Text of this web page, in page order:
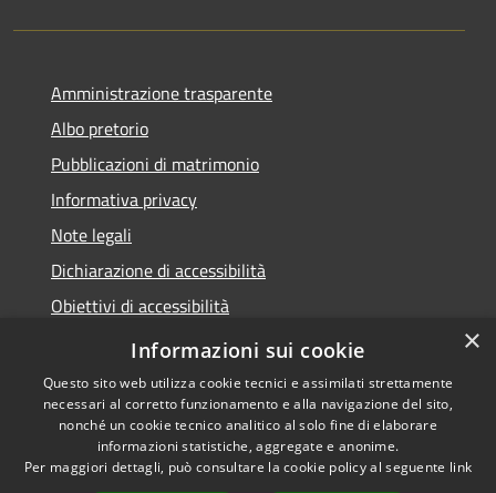
Amministrazione trasparente
Albo pretorio
Pubblicazioni di matrimonio
Informativa privacy
Note legali
Dichiarazione di accessibilità
Obiettivi di accessibilità
Whistleblowing
Accessibilità
Copyright © 2026 • Comune di
Zibido San Giacomo • Powered
×
Informazioni sui cookie
Questo sito web utilizza cookie tecnici e assimilati strettamente
necessari al corretto funzionamento e alla navigazione del sito,
nonché un cookie tecnico analitico al solo fine di elaborare
informazioni statistiche, aggregate e anonime.
Per maggiori dettagli, può consultare la cookie policy al seguente link